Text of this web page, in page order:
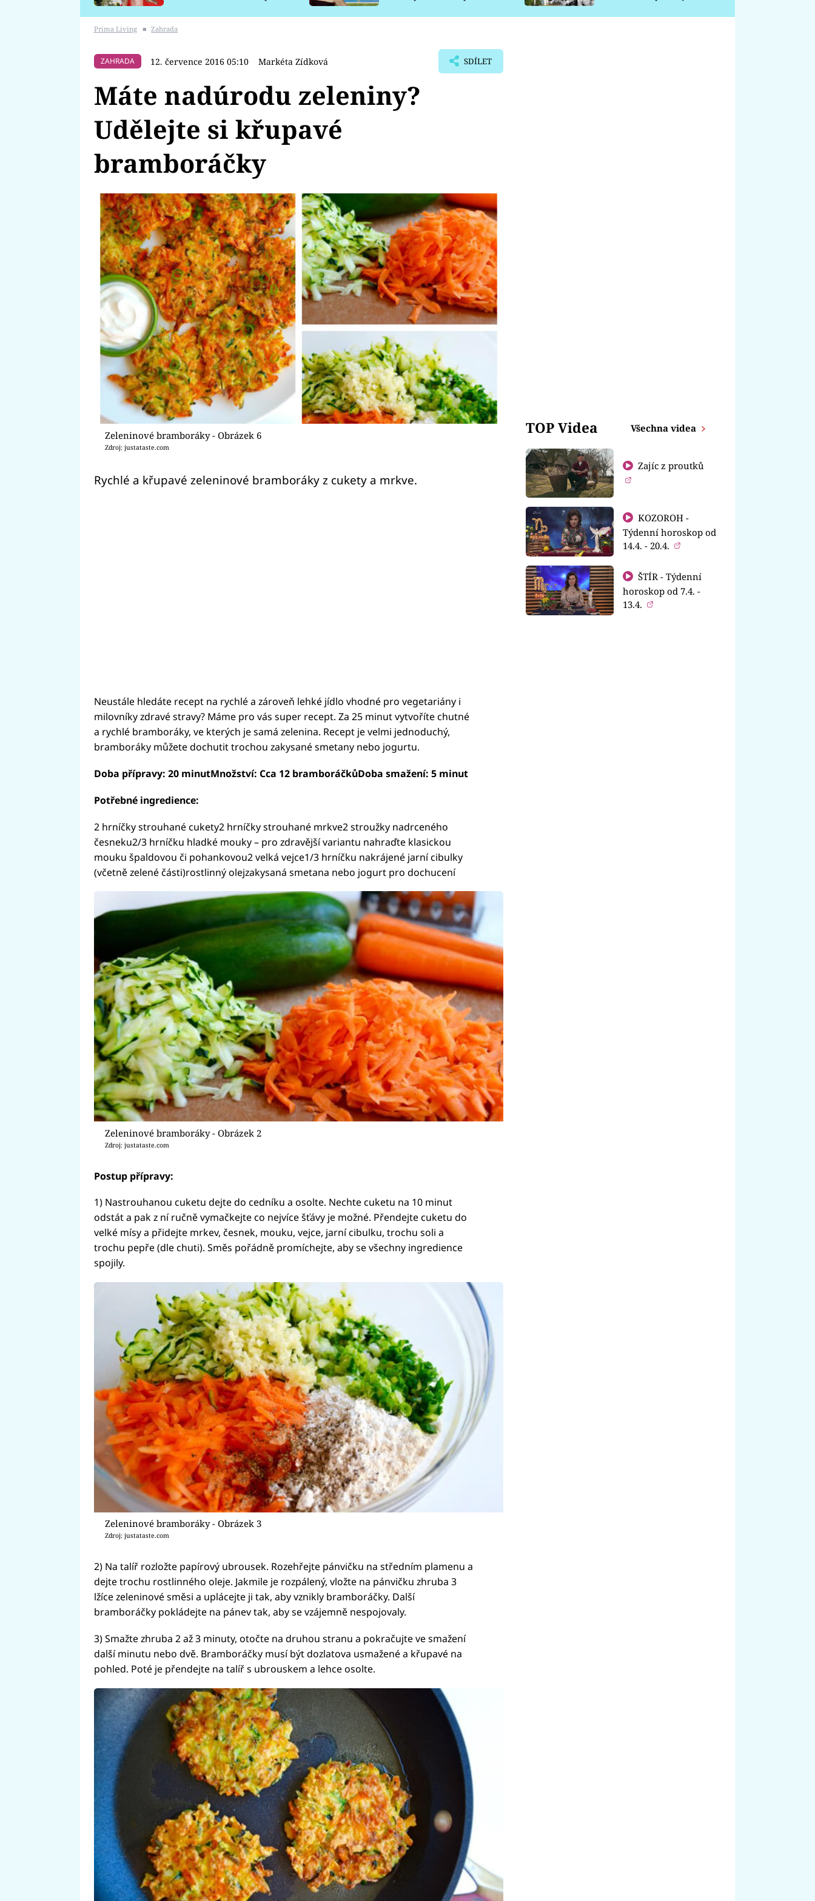
Prima Living ■ Zahrada
ZAHRADA 12. července 2016 05:10 Markéta Zídková SDÍLET
Máte nadúrodu zeleniny?
Udělejte si křupavé
bramboráčky
Zeleninové bramboráky - Obrázek 6
Zdroj: justataste.com
Rychlé a křupavé zeleninové bramboráky z cukety a mrkve.
Neustále hledáte recept na rychlé a zároveň lehké jídlo vhodné pro vegetariány i
milovníky zdravé stravy? Máme pro vás super recept. Za 25 minut vytvoříte chutné
a rychlé bramboráky, ve kterých je samá zelenina. Recept je velmi jednoduchý,
bramboráky můžete dochutit trochou zakysané smetany nebo jogurtu.
Doba přípravy: 20 minutMnožství: Cca 12 bramboráčkůDoba smažení: 5 minut
Potřebné ingredience:
2 hrníčky strouhané cukety2 hrníčky strouhané mrkve2 stroužky nadrceného
česneku2/3 hrníčku hladké mouky – pro zdravější variantu nahraďte klasickou
mouku špaldovou či pohankovou2 velká vejce1/3 hrníčku nakrájené jarní cibulky
(včetně zelené části)rostlinný olejzakysaná smetana nebo jogurt pro dochucení
Zeleninové bramboráky - Obrázek 2
Zdroj: justataste.com
Postup přípravy:
1) Nastrouhanou cuketu dejte do cedníku a osolte. Nechte cuketu na 10 minut
odstát a pak z ní ručně vymačkejte co nejvíce šťávy je možné. Přendejte cuketu do
velké mísy a přidejte mrkev, česnek, mouku, vejce, jarní cibulku, trochu soli a
trochu pepře (dle chuti). Směs pořádně promíchejte, aby se všechny ingredience
spojily.
Zeleninové bramboráky - Obrázek 3
Zdroj: justataste.com
2) Na talíř rozložte papírový ubrousek. Rozehřejte pánvičku na středním plamenu a
dejte trochu rostlinného oleje. Jakmile je rozpálený, vložte na pánvičku zhruba 3
lžíce zeleninové směsi a uplácejte ji tak, aby vznikly bramboráčky. Další
bramboráčky pokládejte na pánev tak, aby se vzájemně nespojovaly.
3) Smažte zhruba 2 až 3 minuty, otočte na druhou stranu a pokračujte ve smažení
další minutu nebo dvě. Bramboráčky musí být dozlatova usmažené a křupavé na
pohled. Poté je přendejte na talíř s ubrouskem a lehce osolte.
TOP Videa Všechna videa
Zajíc z proutků
KOZOROH -
Týdenní horoskop od
14.4. - 20.4.
ŠTÍR - Týdenní
horoskop od 7.4. -
13.4.